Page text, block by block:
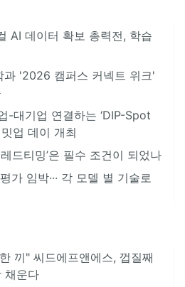
AI 데이터 확보 총력전, 학습
과 '2026 캠퍼스 커넥트 위크'
-대기업 연결하는 ‘DIP-Spot
업 데이 개최
드티밍’은 필수 조건이 되었나
가 임박··· 각 모델 별 기술로
끼" 씨드에프앤에스, 껍질째
채운다